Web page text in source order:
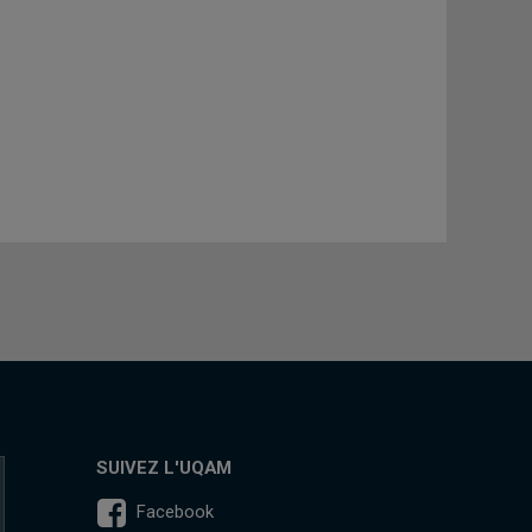
SUIVEZ L'UQAM
Facebook